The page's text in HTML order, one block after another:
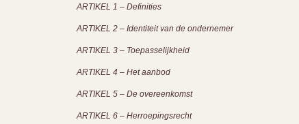
ARTIKEL 1 – Definities
ARTIKEL 2 – Identiteit van de ondernemer
ARTIKEL 3 – Toepasselijkheid
ARTIKEL 4 – Het aanbod
ARTIKEL 5 – De overeenkomst
ARTIKEL 6 – Herroepingsrecht